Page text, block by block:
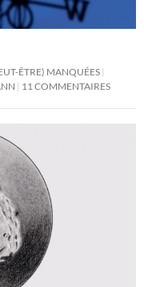
ÊTRE) MANQUÉES
11 COMMENTAIRES